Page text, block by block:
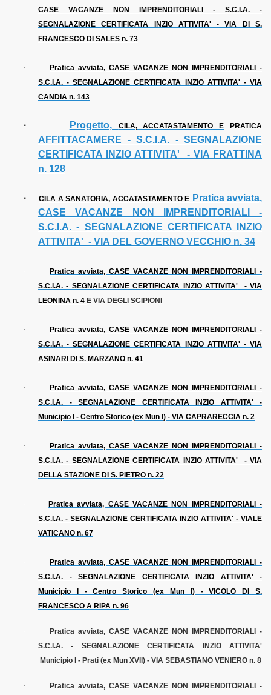
CASE VACANZE NON IMPRENDITORIALI - S.C.I.A. -
SEGNALAZIONE CERTIFICATA INZIO ATTIVITA' - VIA DI S.
FRANCESCO DI SALES n. 73
·
Pratica avviata, CASE VACANZE NON IMPRENDITORIALI -
S.C.I.A. - SEGNALAZIONE CERTIFICATA INZIO ATTIVITA' - VIA
CANDIA n. 143
· Progetto, CILA, ACCATASTAMENTO E PRATICA
AFFITTACAMERE - S.C.I.A. - SEGNALAZIONE
CERTIFICATA INZIO ATTIVITA'
- VIA FRATTINA
n. 128
· CILA A SANATORIA, ACCATASTAMENTO E Pratica avviata,
CASE VACANZE NON IMPRENDITORIALI -
S.C.I.A. - SEGNALAZIONE CERTIFICATA INZIO
ATTIVITA' - VIA DEL GOVERNO VECCHIO n. 34
·
Pratica avviata, CASE VACANZE NON IMPRENDITORIALI -
S.C.I.A. - SEGNALAZIONE CERTIFICATA INZIO ATTIVITA'
- VIA
LEONINA n. 4 E VIA DEGLI SCIPIONI
·
Pratica avviata, CASE VACANZE NON IMPRENDITORIALI -
S.C.I.A. - SEGNALAZIONE CERTIFICATA INZIO ATTIVITA' - VIA
ASINARI DI S. MARZANO n. 41
·
Pratica avviata, CASE VACANZE NON IMPRENDITORIALI -
S.C.I.A. - SEGNALAZIONE CERTIFICATA INZIO ATTIVITA' -
Municipio I - Centro Storico (ex Mun I) - VIA CAPRARECCIA n. 2
·
Pratica avviata, CASE VACANZE NON IMPRENDITORIALI -
S.C.I.A. - SEGNALAZIONE CERTIFICATA INZIO ATTIVITA'
- VIA
DELLA STAZIONE DI S. PIETRO n. 22
·
Pratica avviata, CASE VACANZE NON IMPRENDITORIALI -
S.C.I.A. - SEGNALAZIONE CERTIFICATA INZIO ATTIVITA' - VIALE
VATICANO n. 67
·
Pratica avviata, CASE VACANZE NON IMPRENDITORIALI -
S.C.I.A. - SEGNALAZIONE CERTIFICATA INZIO ATTIVITA' -
Municipio I - Centro Storico (ex Mun I) - VICOLO DI S.
FRANCESCO A RIPA n. 96
·
Pratica avviata, CASE VACANZE NON IMPRENDITORIALI -
S.C.I.A. - SEGNALAZIONE CERTIFICATA INZIO ATTIVITA'
Municipio I - Prati (ex Mun XVII) - VIA SEBASTIANO VENIERO n. 8
· Pratica avviata, CASE VACANZE NON IMPRENDITORIALI -